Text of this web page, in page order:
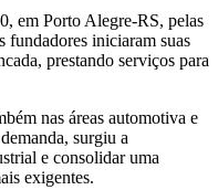
em Porto Alegre-RS, pelas
fundadores iniciaram suas
prestando serviços para
nas áreas automotiva e
surgiu a
e consolidar uma
exigentes.